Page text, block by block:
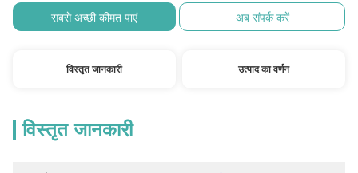
सबसे अच्छी कीमत पाएं अब संपर्क करें
विस्तृत जानकारी उत्पाद का वर्णन
विस्तृत जानकारी